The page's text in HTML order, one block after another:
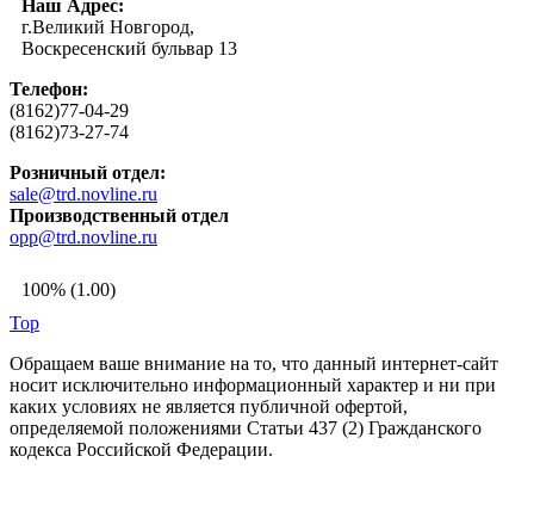
Наш Адрес:
г.Великий Новгород,
Воскресенский бульвар 13
Телефон:
(8162)77-04-29
(8162)73-27-74
Розничный отдел:
sale@trd.novline.ru
Производственный отдел
opp@trd.novline.ru
100% (1.00)
Top
Обращаем ваше внимание на то, что данный интернет-сайт
носит исключительно информационный характер и ни при
каких условиях не является публичной офертой,
определяемой положениями Статьи 437 (2) Гражданского
кодекса Российской Федерации.